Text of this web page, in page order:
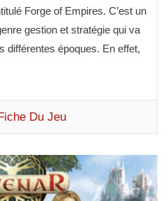
Forge of Empires. C’est un
gestion et stratégie qui va
différentes époques. En effet,
Du Jeu